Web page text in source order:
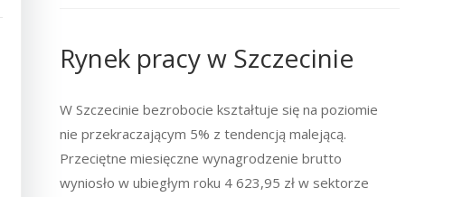
Rynek pracy w Szczecinie
W Szczecinie bezrobocie kształtuje się na poziomie
nie przekraczającym 5% z tendencją malejącą.
Przeciętne miesięczne wynagrodzenie brutto
wyniosło w ubiegłym roku 4 623,95 zł w sektorze